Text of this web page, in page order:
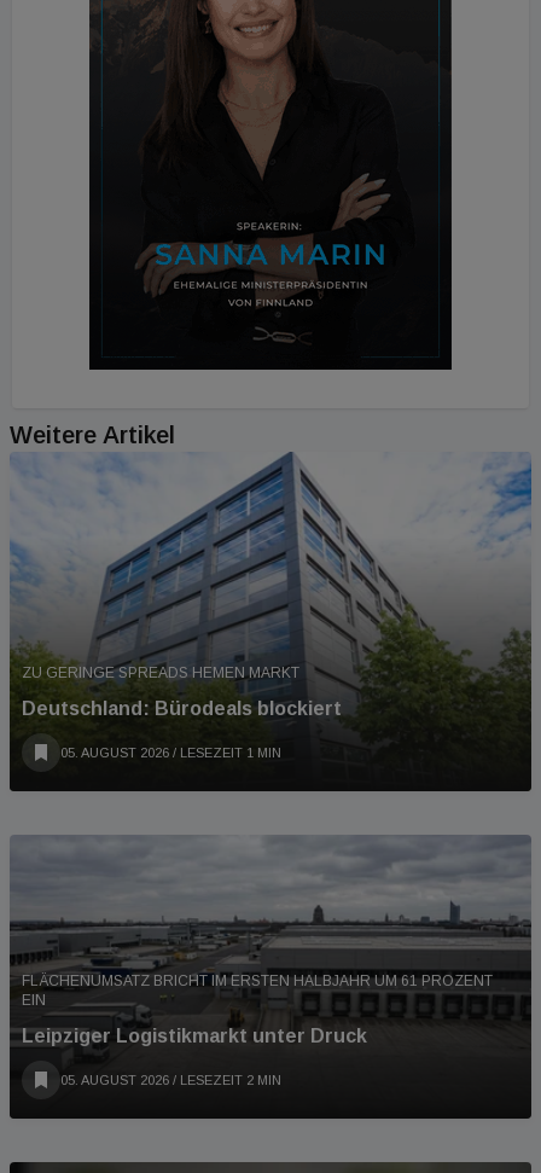
Weitere Artikel
ZU GERINGE SPREADS HEMEN MARKT
Deutschland: Bürodeals blockiert
05. AUGUST 2026 / LESEZEIT 1 MIN
FLÄCHENUMSATZ BRICHT IM ERSTEN HALBJAHR UM 61 PROZENT
EIN
Leipziger Logistikmarkt unter Druck
05. AUGUST 2026 / LESEZEIT 2 MIN